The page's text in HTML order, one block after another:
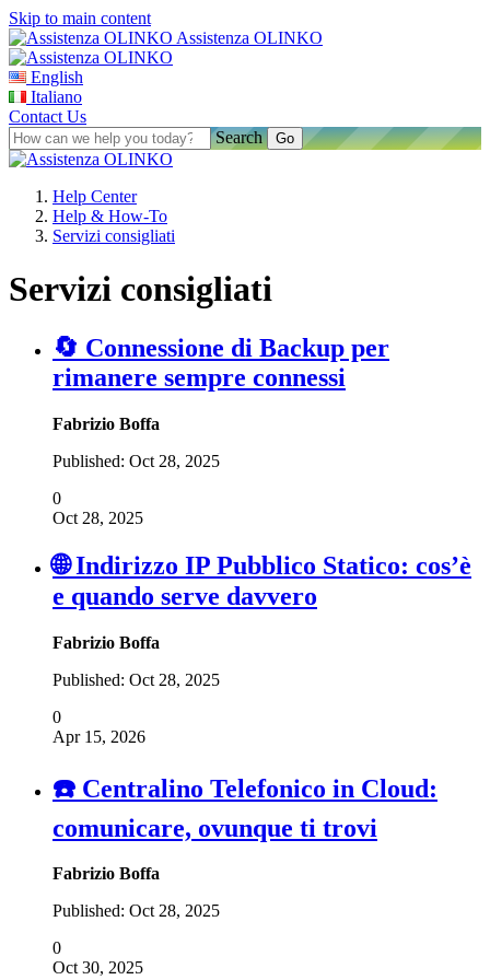
Skip to main content
Assistenza OLINKO
English
Italiano
Contact Us
Search
Help Center
Help & How-To
Servizi consigliati
Servizi consigliati
🔄 Connessione di Backup per
rimanere sempre connessi
Fabrizio Boffa
Published: Oct 28, 2025
0
Oct 28, 2025
🌐 Indirizzo IP Pubblico Statico: cos’è
e quando serve davvero
Fabrizio Boffa
Published: Oct 28, 2025
0
Apr 15, 2026
☎️ Centralino Telefonico in Cloud:
comunicare, ovunque ti trovi
Fabrizio Boffa
Published: Oct 28, 2025
0
Oct 30, 2025